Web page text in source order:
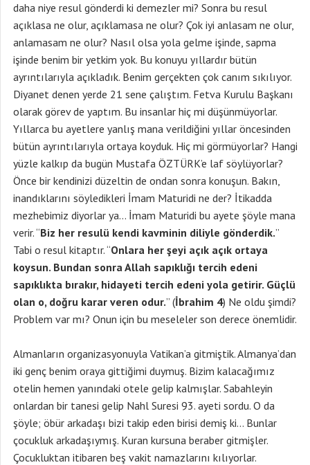
daha niye resul gönderdi ki demezler mi? Sonra bu resul
açıklasa ne olur, açıklamasa ne olur? Çok iyi anlasam ne olur,
anlamasam ne olur? Nasıl olsa yola gelme işinde, sapma
işinde benim bir yetkim yok. Bu konuyu yıllardır bütün
ayrıntılarıyla açıkladık. Benim gerçekten çok canım sıkılıyor.
Diyanet denen yerde 21 sene çalıştım. Fetva Kurulu Başkanı
olarak görev de yaptım. Bu insanlar hiç mi düşünmüyorlar.
Yıllarca bu ayetlere yanlış mana verildiğini yıllar öncesinden
bütün ayrıntılarıyla ortaya koyduk. Hiç mi görmüyorlar? Hangi
yüzle kalkıp da bugün Mustafa ÖZTÜRK’e laf söylüyorlar?
Önce bir kendinizi düzeltin de ondan sonra konuşun. Bakın,
inandıklarını söyledikleri İmam Maturidi ne der? İtikadda
mezhebimiz diyorlar ya… İmam Maturidi bu ayete şöyle mana
verir. “Biz her resulü kendi kavminin diliyle gönderdik.”
Tabi o resul kitaptır. “Onlara her şeyi açık açık ortaya
koysun. Bundan sonra Allah sapıklığı tercih edeni
sapıklıkta bırakır, hidayeti tercih edeni yola getirir. Güçlü
olan o, doğru karar veren odur.” (İbrahim 4) Ne oldu şimdi?
Problem var mı? Onun için bu meseleler son derece önemlidir.
Almanların organizasyonuyla Vatikan’a gitmiştik. Almanya’dan
iki genç benim oraya gittiğimi duymuş. Bizim kalacağımız
otelin hemen yanındaki otele gelip kalmışlar. Sabahleyin
onlardan bir tanesi gelip Nahl Suresi 93. ayeti sordu. O da
şöyle; öbür arkadaşı bizi takip eden birisi demiş ki… Bunlar
çocukluk arkadaşıymış. Kuran kursuna beraber gitmişler.
Çocukluktan itibaren beş vakit namazlarını kılıyorlar.